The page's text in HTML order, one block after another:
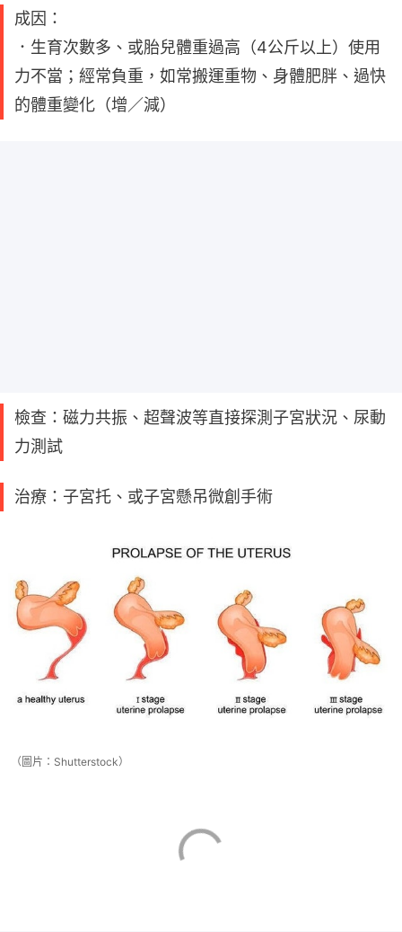
成因：
．生育次數多、或胎兒體重過高（4公斤以上）使用
力不當；經常負重，如常搬運重物、身體肥胖、過快
的體重變化（增／減）
檢查：磁力共振、超聲波等直接探測子宮狀況、尿動
力測試
治療：子宮托、或子宮懸吊微創手術
（圖片：Shutterstock）